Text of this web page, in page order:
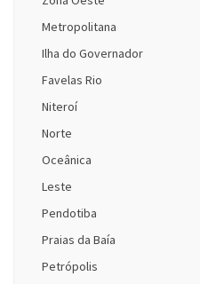
Metropolitana
Ilha do Governador
Favelas Rio
Niteroí
Norte
Oceânica
Leste
Pendotiba
Praias da Baía
Petrópolis